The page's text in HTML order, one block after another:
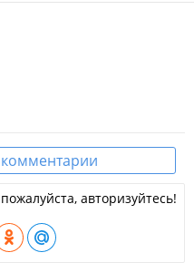
авторизуйтесь!